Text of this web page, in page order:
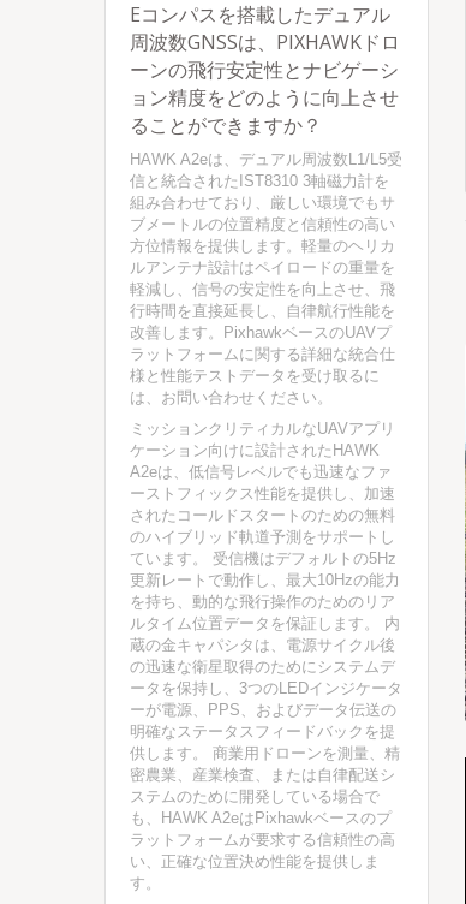
Eコンパスを搭載したデュアル
周波数GNSSは、PIXHAWKドロ
ーンの飛行安定性とナビゲーシ
ョン精度をどのように向上させ
ることができますか？
HAWK A2eは、デュアル周波数L1/L5受
信と統合されたIST8310 3軸磁力計を
組み合わせており、厳しい環境でもサ
ブメートルの位置精度と信頼性の高い
方位情報を提供します。軽量のヘリカ
ルアンテナ設計はペイロードの重量を
軽減し、信号の安定性を向上させ、飛
行時間を直接延長し、自律航行性能を
改善します。PixhawkベースのUAVプ
ラットフォームに関する詳細な統合仕
様と性能テストデータを受け取るに
は、お問い合わせください。
ミッションクリティカルなUAVアプリ
ケーション向けに設計されたHAWK
A2eは、低信号レベルでも迅速なファ
ーストフィックス性能を提供し、加速
されたコールドスタートのための無料
のハイブリッド軌道予測をサポートし
ています。 受信機はデフォルトの5Hz
更新レートで動作し、最大10Hzの能力
を持ち、動的な飛行操作のためのリア
ルタイム位置データを保証します。 内
蔵の金キャパシタは、電源サイクル後
の迅速な衛星取得のためにシステムデ
ータを保持し、3つのLEDインジケータ
ーが電源、PPS、およびデータ伝送の
明確なステータスフィードバックを提
供します。 商業用ドローンを測量、精
密農業、産業検査、または自律配送シ
ステムのために開発している場合で
も、HAWK A2eはPixhawkベースのプ
ラットフォームが要求する信頼性の高
い、正確な位置決め性能を提供しま
す。